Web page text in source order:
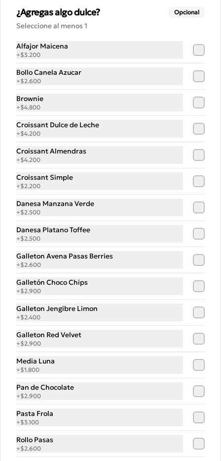
$6.400
-32%
Este libro te invita a ser parte de la
revolución que significa hacer pan de
32% Libro La Popular Pizza
Después del éxito de su primer libro
–“La Popular Pan”–, Tadeo Castelvero
vuelve para enseñarnos el oficio de
preparar tus propias masas en casa, y
$15.000$22.000
Totebag de algodón, exclusiva de la
POP, perfecta para llevar pan y todo lo
que necesitas. Con un diseño impreso
espaciosa y ideal para el uso diario.
¿Agregas algo dulce? Opcional
Seleccione al menos 1
Alfajor Maicena
+$3.200
Bollo Canela Azucar
+$2.600
Brownie
+$4.800
Croissant Dulce de Leche
+$4.200
Croissant Almendras
+$4.200
Croissant Simple
+$2.200
Danesa Manzana Verde
+$2.500
Danesa Platano Toffee
+$2.500
Galleton Avena Pasas Berries
+$2.600
Galletón Choco Chips
+$2.900
Galleton Jengibre Limon
+$2.400
Galleton Red Velvet
+$2.900
Media Luna
+$1.800
Pan de Chocolate
+$2.900
Pasta Frola
+$3.100
Rollo Pasas
+$2.600